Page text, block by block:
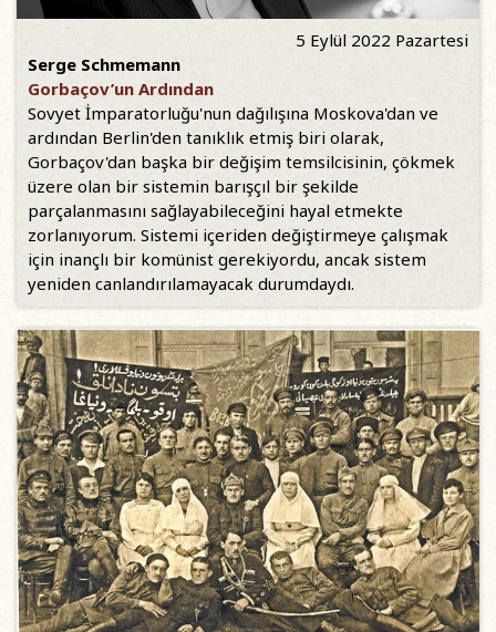
5 Eylül 2022 Pazartesi
Serge Schmemann
Gorbaçov’un Ardından
Sovyet İmparatorluğu'nun dağılışına Moskova'dan ve
ardından Berlin'den tanıklık etmiş biri olarak,
Gorbaçov'dan başka bir değişim temsilcisinin, çökmek
üzere olan bir sistemin barışçıl bir şekilde
parçalanmasını sağlayabileceğini hayal etmekte
zorlanıyorum. Sistemi içeriden değiştirmeye çalışmak
için inançlı bir komünist gerekiyordu, ancak sistem
yeniden canlandırılamayacak durumdaydı.